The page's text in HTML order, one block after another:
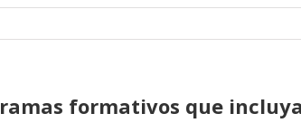
formativos que